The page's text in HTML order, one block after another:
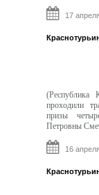
17
проходили
призы
Петровны
16